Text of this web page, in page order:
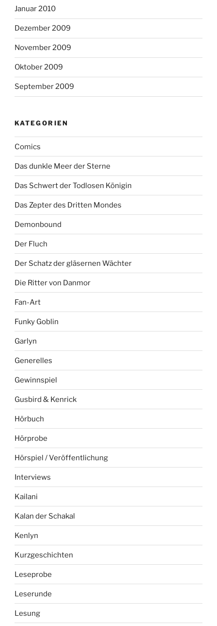
Januar 2010
Dezember 2009
November 2009
Oktober 2009
September 2009
KATEGORIEN
Comics
Das dunkle Meer der Sterne
Das Schwert der Todlosen Königin
Das Zepter des Dritten Mondes
Demonbound
Der Fluch
Der Schatz der gläsernen Wächter
Die Ritter von Danmor
Fan-Art
Funky Goblin
Garlyn
Generelles
Gewinnspiel
Gusbird & Kenrick
Hörbuch
Hörprobe
Hörspiel / Veröffentlichung
Interviews
Kailani
Kalan der Schakal
Kenlyn
Kurzgeschichten
Leseprobe
Leserunde
Lesung